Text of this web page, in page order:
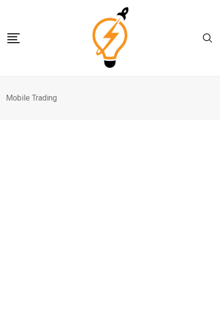
content
Mobile Trading